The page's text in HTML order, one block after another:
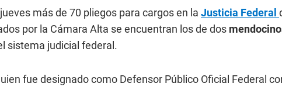
más de 70 pliegos para cargos en la Justicia Federal
por la Cámara Alta se encuentran los de dos
sistema judicial federal.
fue designado como Defensor Público Oficial Federal